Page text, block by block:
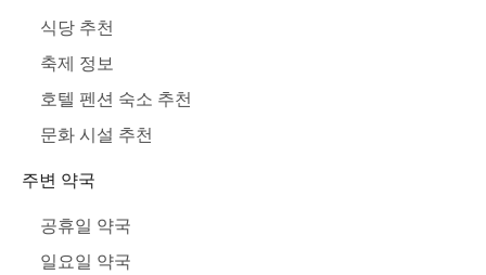
식당 추천
축제 정보
호텔 펜션 숙소 추천
문화 시설 추천
주변 약국
공휴일 약국
일요일 약국